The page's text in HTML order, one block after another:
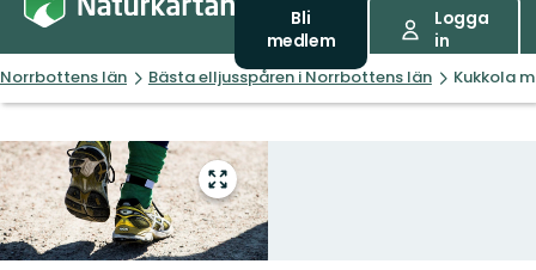
Bli
medlem
Logga
in
Norrbottens län Bästa elljusspåren i Norrbottens län Kukkola
Gå
till
helskärmsläge